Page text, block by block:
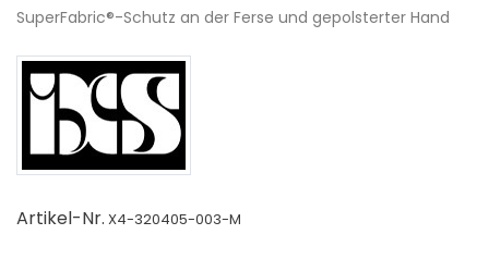
SuperFabric®-Schutz an der Ferse und gepolsterter Hand
Artikel-Nr. X4-320405-003-M